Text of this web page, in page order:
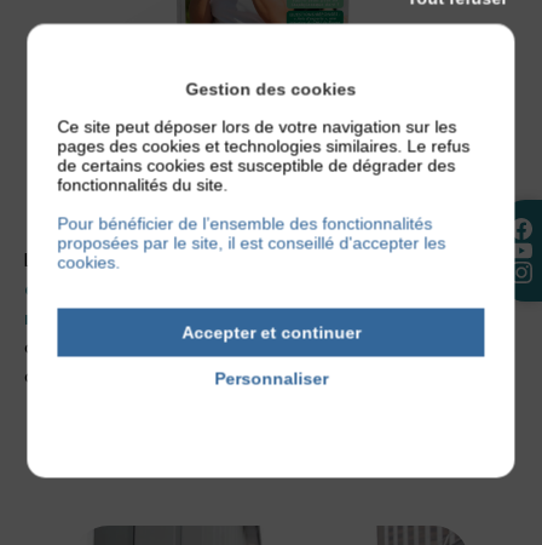
Le magazine aborde également
toute l’actualité
concernant la maladie
mieux vivre avec son eczéma
des interviews, des reportages, mais aussi des recettes
de cuisine adaptées.
Gestion des cookies
Ce site peut déposer lors de votre navigation sur les
pages des cookies et technologies similaires. Le refus
de certains cookies est susceptible de dégrader des
fonctionnalités du site.
Pour bénéficier de l’ensemble des fonctionnalités
proposées par le site, il est conseillé d'accepter les
cookies.
Accepter et continuer
Personnaliser